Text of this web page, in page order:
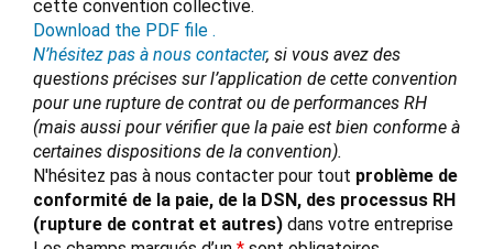
cette convention collective.
Download the PDF file .
N’hésitez pas à nous contacter, si vous avez des
questions précises sur l’application de cette convention
pour une rupture de contrat ou de performances RH
(mais aussi pour vérifier que la paie est bien conforme à
certaines dispositions de la convention).
N'hésitez pas à nous contacter pour tout problème de
conformité de la paie, de la DSN, des processus RH
(rupture de contrat et autres) dans votre entreprise